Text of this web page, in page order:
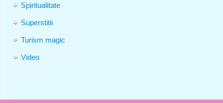
Spiritualitate
Superstitii
Turism magic
Video